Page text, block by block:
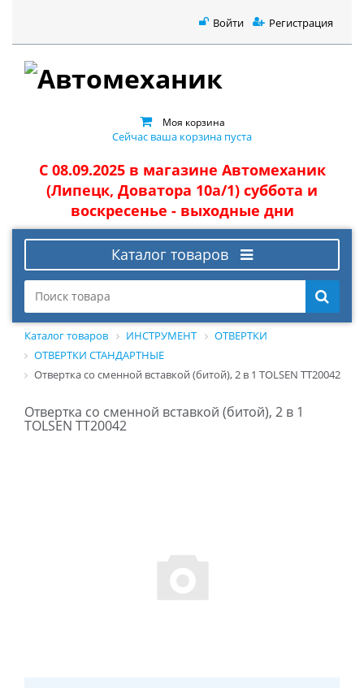
Войти Регистрация
Моя корзина
Сейчас ваша корзина пуста
С 08.09.2025 в магазине Автомеханик
(Липецк, Доватора 10а/1) суббота и
воскресенье - выходные дни
Каталог товаров
Каталог товаров ИНСТРУМЕНТ
ОТВЕРТКИ
ОТВЕРТКИ СТАНДАРТНЫЕ
Отвертка со сменной вставкой (битой), 2 в 1 TOLSEN TT20042
Отвертка со сменной вставкой (битой), 2 в 1
TOLSEN TT20042